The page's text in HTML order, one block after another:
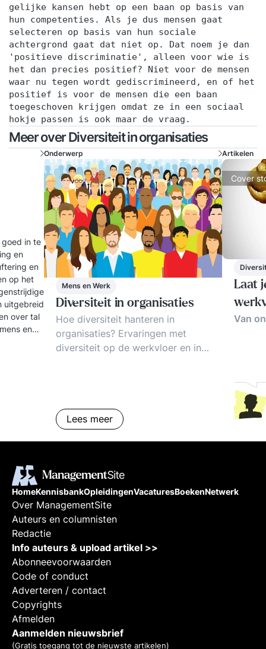
gelijke kansen hebt op een baan op basis van
hun competenties. Als je dus mensen gaat
selecteren op basis van hun sociale
achtergrond gaat dat niet op. Dat noem je dan
'positieve discriminatie', alleen voor wie is
het dan precies positief? Niet voor de mensen
waar nu tegen wordt gediscrimineerd, en of het
positief is voor de mensen die een baan
toegeschoven krijgen omdat ze in een sociaal
hokje passen is ook maar de vraag.
Meer over Diversiteit in organisaties
goed in te
en
en
op het
uitgebreid
over tal
en
Onderwerp
Mens en Werk
Diversiteit in organisaties
Hoe diversiteit hanteren in
organisaties? Ervaringen met
diversiteit op de werkvloer en in
loopbaan succes?
Diversiteitsmanagement:
diversiteit hanteren op de
werkvloer en in de top:
slaagfactoren, valkuilen, trends en
tips. Diversiteits-beleid en
Lees meer
Artikelen
Cover
Laat
Van
HomeKennisbankOpleidingenVacaturesBoekenNetwerk
Over ManagementSite
Auteurs en columnisten
Redactie
Info auteurs & upload artikel >>
Abonneevoorwaarden
Code of conduct
Adverteren / contact
Copyrights
Afmelden
Aanmelden nieuwsbrief
(Gratis toegang tot de nieuwste artikelen)